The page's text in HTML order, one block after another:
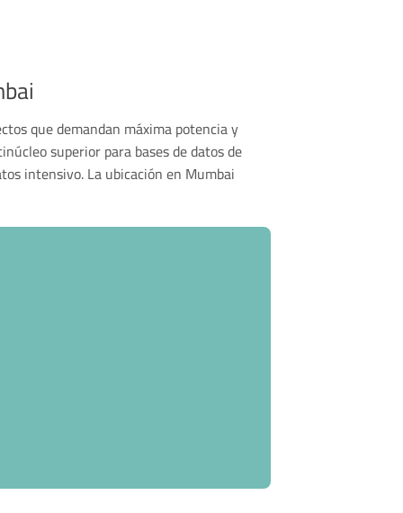
que demandan máxima potencia y
superior para bases de datos de
intensivo. La ubicación en Mumbai